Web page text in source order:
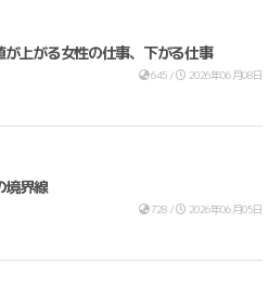
が上がる女性の仕事、下がる仕事
645 / 2026年06月08日
境界線
728 / 2026年06月05日